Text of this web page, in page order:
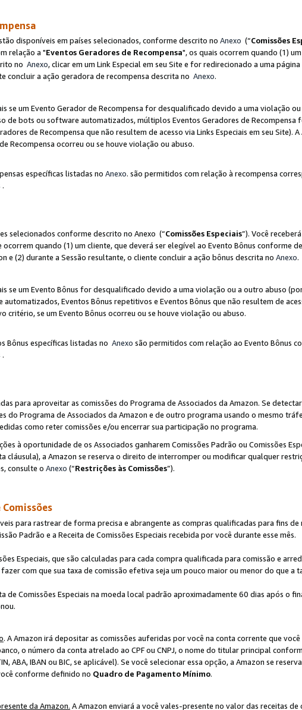
disponíveis em países selecionados, conforme descrito no Anexo (“Comissões
relação a "Eventos Geradores de Recompensa", os quais ocorrem quando (1)
no Anexo, clicar em um Link Especial em seu Site e for redirecionado a uma
concluir a ação geradora de recompensa descrita no Anexo.
se um Evento Gerador de Recompensa for desqualificado devido a uma violação
de bots ou software automatizados, múltiplos Eventos Geradores de Recompensa
de Recompensa que não resultem de acesso via Links Especiais em seu Site).
Recompensa ocorreu ou se houve violação ou abuso.
específicas listadas no Anexo. são permitidos com relação à recompensa
.
selecionados conforme descrito no Anexo (“Comissões Especiais”). Você
ocorrem quando (1) um cliente, que deverá ser elegível ao Evento Bônus conforme
e (2) durante a Sessão resultante, o cliente concluir a ação bônus descrita no Anexo.
se um Evento Bônus for desqualificado devido a uma violação ou a outro abuso
Eventos Bônus repetitivos e Eventos Bônus que não resultem de
critério, se um Evento Bônus ocorreu ou se houve violação ou abuso.
Bônus específicas listadas no Anexo são permitidos com relação ao Evento Bônus
.
para aproveitar as comissões do Programa de Associados da Amazon. Se
do Programa de Associados da Amazon e de outro programa usando o mesmo
como reter comissões e/ou encerrar sua participação no programa.
à oportunidade de os Associados ganharem Comissões Padrão ou Comissões
cláusula), a Amazon se reserva o direito de interromper ou modificar qualquer
consulte o Anexo (“Restrições às Comissões”).
para rastrear de forma precisa e abrangente as compras qualificadas para fins
Padrão e a Receita de Comissões Especiais recebida por você durante esse mês.
Especiais, que são calculadas para cada compra qualificada para comissão e
com que sua taxa de comissão efetiva seja um pouco maior ou menor do que a
de Comissões Especiais na moeda local padrão aproximadamente 60 dias após o
. A Amazon irá depositar as comissões auferidas por você na conta corrente que
o número da conta atrelado ao CPF ou CNPJ, o nome do titular principal
ABA, IBAN ou BIC, se aplicável). Se você selecionar essa opção, a Amazon se
conforme definido no Quadro de Pagamento Mínimo.
da Amazon. A Amazon enviará a você vales-presente no valor das receitas